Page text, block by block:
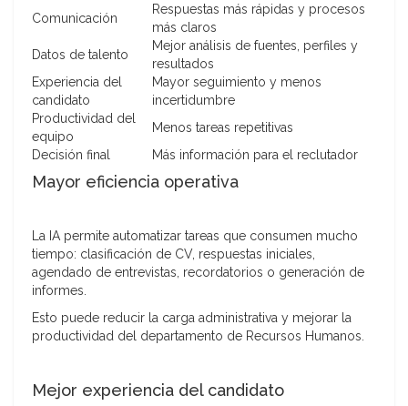
Comunicación
Respuestas más rápidas y procesos
más claros
Datos de talento
Mejor análisis de fuentes, perfiles y
resultados
Experiencia del
candidato
Mayor seguimiento y menos
incertidumbre
Productividad del
equipo
Menos tareas repetitivas
Decisión final
Más información para el reclutador
Mayor eficiencia operativa
La IA permite automatizar tareas que consumen mucho
tiempo: clasificación de CV, respuestas iniciales,
agendado de entrevistas, recordatorios o generación de
informes.
Esto puede reducir la carga administrativa y mejorar la
productividad del departamento de Recursos Humanos.
Mejor experiencia del candidato